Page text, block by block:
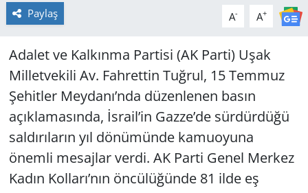
Paylaş A- A+
Adalet ve Kalkınma Partisi (AK Parti) Uşak
Milletvekili Av. Fahrettin Tuğrul, 15 Temmuz
Şehitler Meydanı’nda düzenlenen basın
açıklamasında, İsrail’in Gazze’de sürdürdüğü
saldırıların yıl dönümünde kamuoyuna
önemli mesajlar verdi. AK Parti Genel Merkez
Kadın Kolları’nın öncülüğünde 81 ilde eş